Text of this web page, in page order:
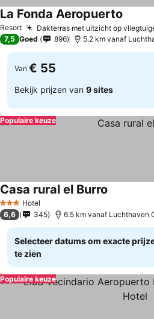
Resort Dakterras met uitzicht op
La Fonda Aeropuerto
7,5 Goed 896 5.2 km vanaf
Van € 55
Bekijk prijzen van 9 sites
Populaire keuze
3 SterrenHotel
Casa rural el Burro
6,6 345 6.5 km vanaf Luchthaven
Selecteer datums om exacte
te zien
Populaire keuze